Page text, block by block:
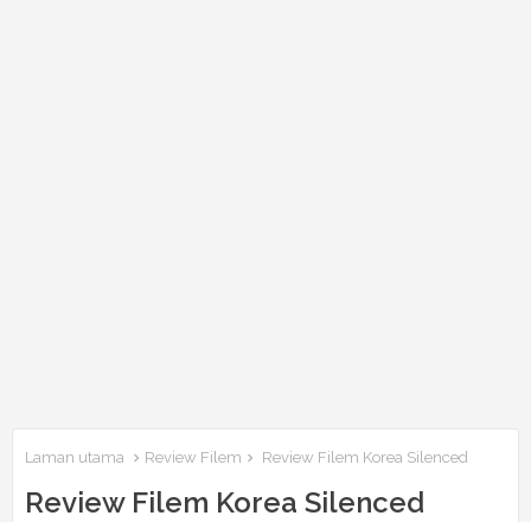
Laman utama Review Filem Review Filem Korea Silenced
Review Filem Korea Silenced